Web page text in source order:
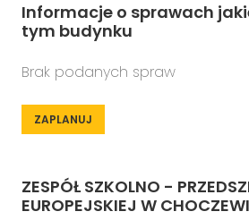
Informacje o sprawach
tym budynku
Brak podanych spraw
ZAPLANUJ
ZESPÓŁ SZKOLNO -
EUROPEJSKIEJ W